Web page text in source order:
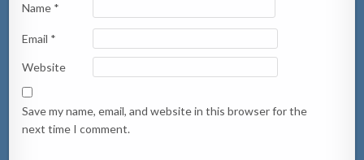
Name *
Email *
Website
Save my name, email, and website in this browser for the
next time I comment.